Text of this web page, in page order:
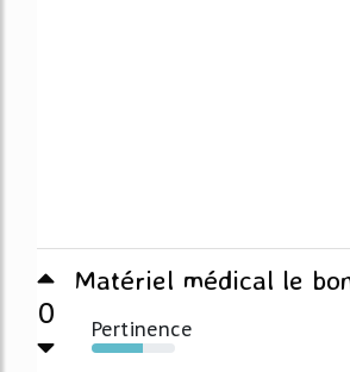
0
Matériel médical le
Pertinence
62%